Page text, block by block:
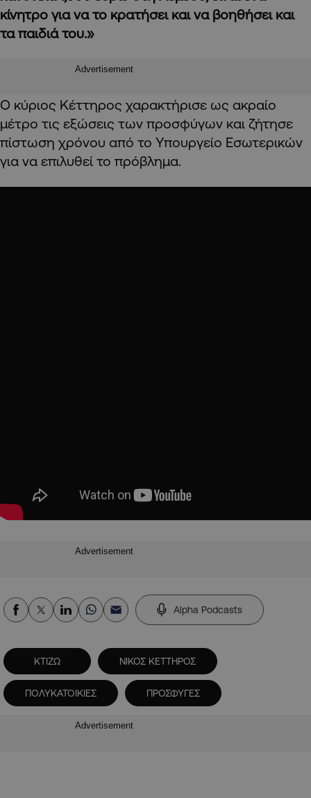
κίνητρο για να το κρατήσει και να βοηθήσει και
τα παιδιά του.»
Advertisement
Ο κύριος Κέττηρος χαρακτήρισε ως ακραίο
μέτρο τις εξώσεις των προσφύγων και ζήτησε
πίστωση χρόνου από το Υπουργείο Εσωτερικών
για να επιλυθεί το πρόβλημα.
Advertisement
Alpha Podcasts
ΚΤΙΖΩ ΝΙΚΟΣ ΚΕΤΤΗΡΟΣ
ΠΟΛΥΚΑΤΟΙΚΙΕΣ ΠΡΟΣΦΥΓΕΣ
Advertisement